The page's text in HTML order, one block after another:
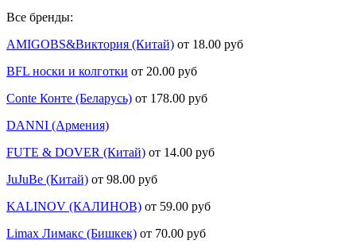
Все бренды:
AMIGOBS&Виктория (Китай) от 18.00 руб
BFL носки и колготки от 20.00 руб
Conte Конте (Беларусь) от 178.00 руб
DANNI (Армения)
FUTE & DOVER (Китай) от 14.00 руб
JuJuBe (Китай) от 98.00 руб
KALINOV (КАЛИНОВ) от 59.00 руб
Limax Лимакс (Бишкек) от 70.00 руб